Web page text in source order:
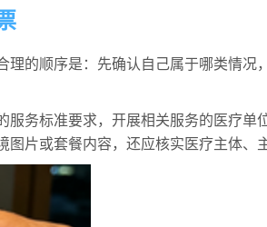
的顺序是：先确认自己属于哪类情
务标准要求，开展相关服务的医疗单
片或套餐内容，还应核实医疗主体、